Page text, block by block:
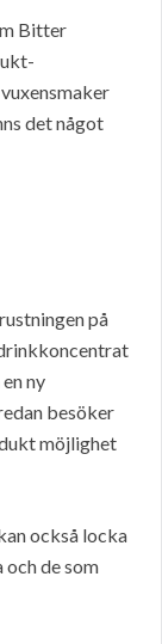
Bitter
det något
på
ny
besöker
möjlighet
också locka
och de som